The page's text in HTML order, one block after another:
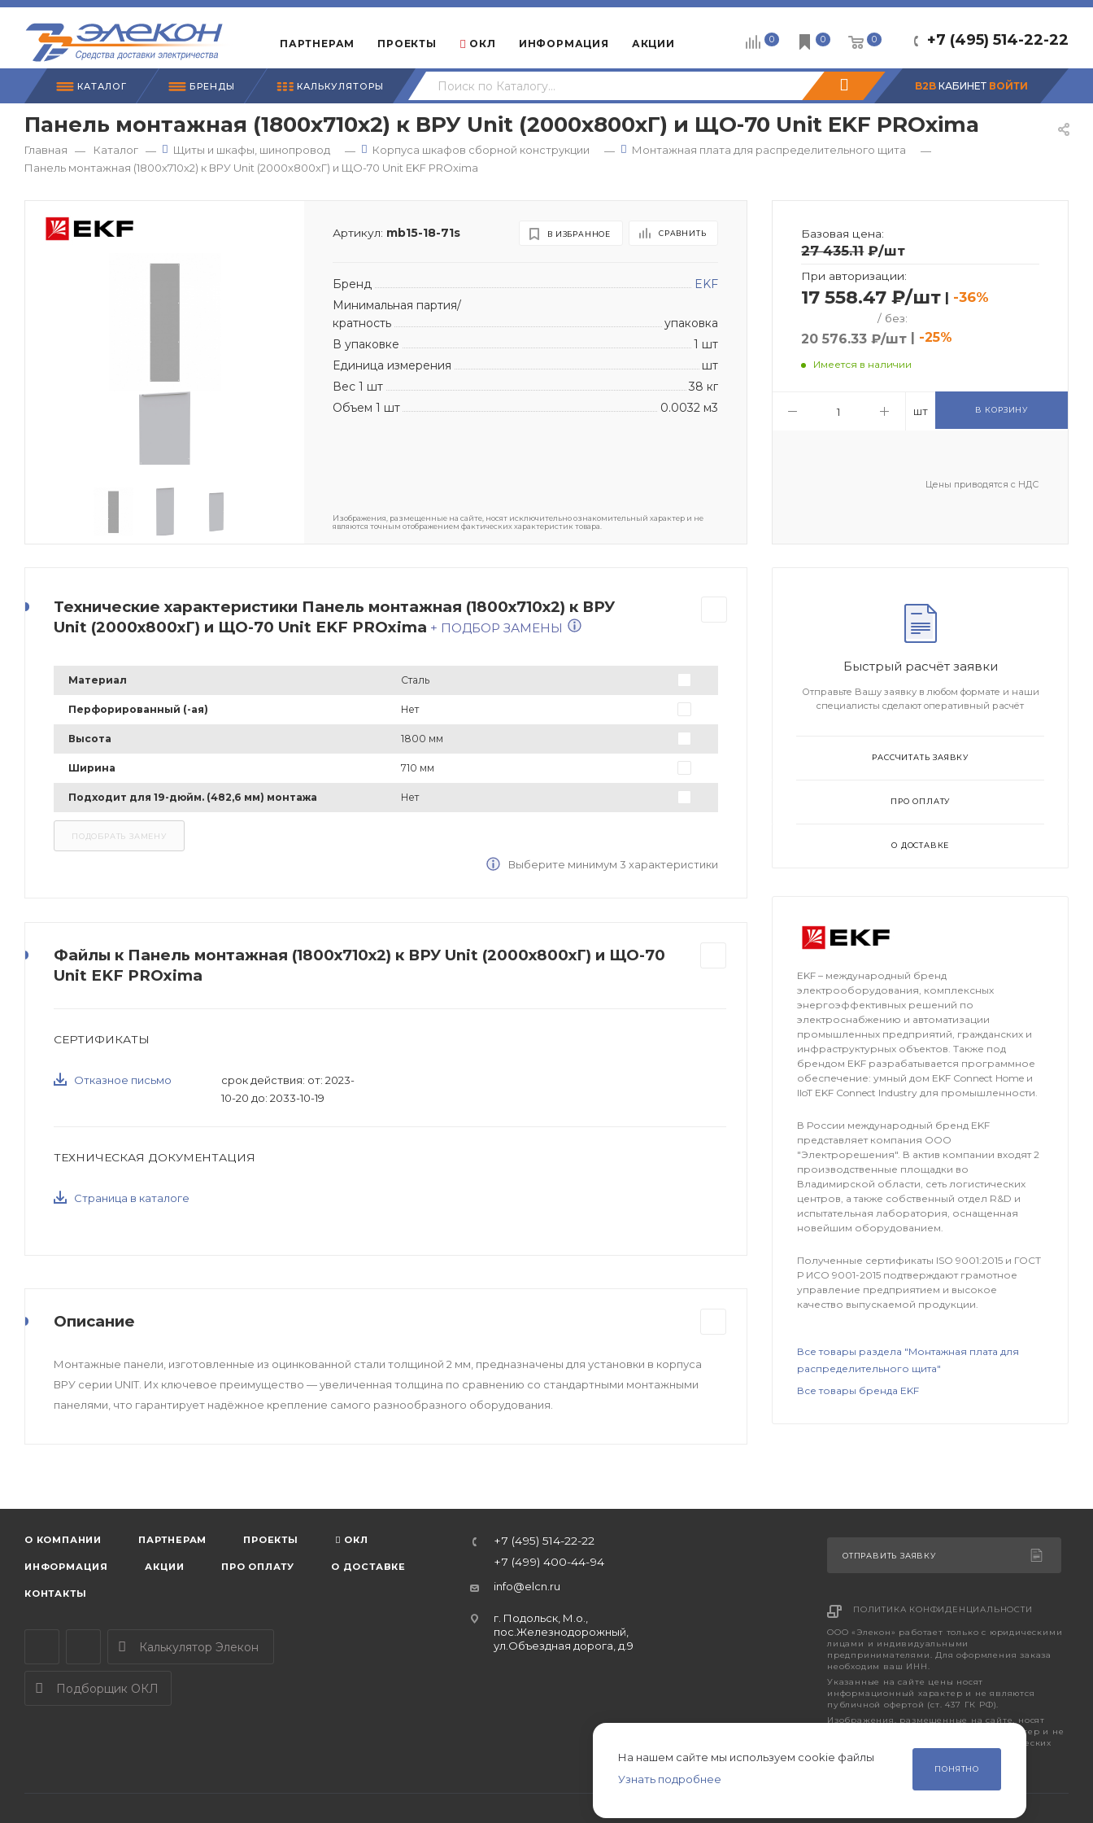
ПАРТНЕРАМ ПРОЕКТЫ ОКЛ ИНФОРМАЦИЯ АКЦИИ +7 (495) 514-22-22
0 0 0
B2B КАБИНЕТ ВОЙТИ
КАТАЛОГ БРЕНДЫ КАЛЬКУЛЯТОРЫ
Панель монтажная (1800х710х2) к ВРУ Unit (2000х800хГ) и ЩО-70 Unit EKF PROxima
Главная — Каталог — Щиты и шкафы, шинопровод — Корпуса шкафов сборной конструкции — Монтажная плата для распределительного щита
—
Панель монтажная (1800х710х2) к ВРУ Unit (2000х800хГ) и ЩО-70 Unit EKF PROxima
Артикул: mb15-18-71s В ИЗБРАННОЕ СРАВНИТЬ
Бренд
EKF
Минимальная партия/
кратность
упаковка
В упаковке
1 шт
Единица измерения
шт
Вес 1 шт
38 кг
Объем 1 шт
0.0032 м3
Изображения, размещенные на сайте, носят исключительно ознакомительный характер и не
являются точным отображением фактических характеристик товара.
Базовая цена:
27 435.11₽/шт
При авторизации:
17 558.47 ₽/шт | -36%
/ без:
20 576.33 ₽/шт | -25%
Имеется в наличии
шт В КОРЗИНУ
Цены приводятся с НДС
Технические характеристики Панель монтажная (1800х710х2) к ВРУ
Unit (2000х800хГ) и ЩО-70 Unit EKF PROxima + ПОДБОР ЗАМЕНЫ
Материал Сталь
Перфорированный (-ая) Нет
Высота 1800 мм
Ширина 710 мм
Подходит для 19-дюйм. (482,6 мм) монтажа Нет
Выберите минимум 3 характеристики
Файлы к Панель монтажная (1800х710х2) к ВРУ Unit (2000х800хГ) и ЩО-70
Unit EKF PROxima
СЕРТИФИКАТЫ
Отказное письмо
срок действия: от: 2023-
10-20 до: 2033-10-19
ТЕХНИЧЕСКАЯ ДОКУМЕНТАЦИЯ
Страница в каталоге
Описание
Монтажные панели, изготовленные из оцинкованной стали толщиной 2 мм, предназначены для установки в корпуса
ВРУ серии UNIT. Их ключевое преимущество — увеличенная толщина по сравнению со стандартными монтажными
панелями, что гарантирует надёжное крепление самого разнообразного оборудования.
Быстрый расчёт заявки
Отправьте Вашу заявку в любом формате и наши
специалисты сделают оперативный расчёт
РАССЧИТАТЬ ЗАЯВКУ
ПРО ОПЛАТУ
О ДОСТАВКЕ
EKF – международный бренд
электрооборудования, комплексных
энергоэффективных решений по
электроснабжению и автоматизации
промышленных предприятий, гражданских и
инфраструктурных объектов. Также под
брендом EKF разрабатывается программное
обеспечение: умный дом EKF Connect Home и
IIoT EKF Connect Industry для промышленности.
В России международный бренд EKF
представляет компания OOO
"Электрорешения". В актив компании входят 2
производственные площадки во
Владимирской области, сеть логистических
центров, а также собственный отдел R&D и
испытательная лаборатория, оснащенная
новейшим оборудованием.
Полученные сертификаты ISO 9001:2015 и ГОСТ
Р ИСО 9001-2015 подтверждают грамотное
управление предприятием и высокое
качество выпускаемой продукции.
Все товары раздела "Монтажная плата для
распределительного щита"
Все товары бренда EKF
О КОМПАНИИ ПАРТНЕРАМ ПРОЕКТЫ ОКЛ
ИНФОРМАЦИЯ АКЦИИ ПРО ОПЛАТУ О ДОСТАВКЕ
КОНТАКТЫ
Калькулятор Элекон
Подборщик ОКЛ
+7 (495) 514-22-22
+7 (499) 400-44-94
info@elcn.ru
г. Подольск, М.о.,
пос.Железнодорожный,
ул.Объездная дорога, д.9
ОТПРАВИТЬ ЗАЯВКУ
ПОЛИТИКА КОНФИДЕНЦИАЛЬНОСТИ
ООО «Элекон» работает только с юридическими
лицами и индивидуальными
предпринимателями. Для оформления заказа
необходим ваш ИНН.
Указанные на сайте цены носят
информационный характер и не являются
публичной офертой (ст. 437 ГК РФ).
Изображения, размещенные на сайте, носят
исключительно ознакомительный характер и не
являются точным отображением фактических
характеристик товара.
На нашем сайте мы используем cookie файлы
Узнать подробнее
ПОНЯТНО